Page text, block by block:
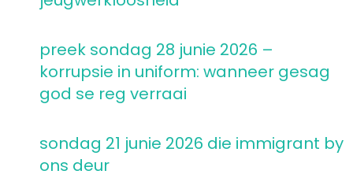
preek sondag 28 junie 2026 –
korrupsie in uniform: wanneer gesag
god se reg verraai
sondag 21 junie 2026 die immigrant by
ons deur